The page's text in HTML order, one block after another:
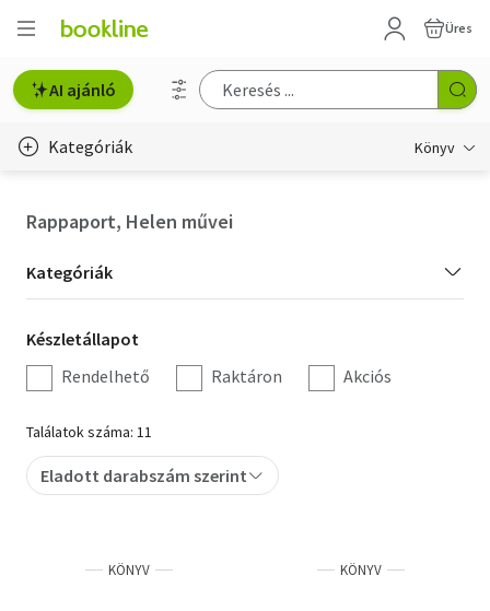
Üres
AI ajánló
Kategóriák Könyv
Hobbi, szabadidő
Irodalom
Művészet
Szakkönyv
Tankönyv, segédkönyv
Rappaport, Helen művei
Kategória
szűrés
Kategóriák
Készletállapot
szűrés
Készletállapot
Rendelhető
Raktáron Akciós
Találatok száma: 11
Eladott darabszám szerint
KÖNYV KÖNYV